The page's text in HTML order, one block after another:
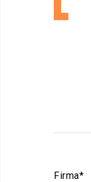
Firma*